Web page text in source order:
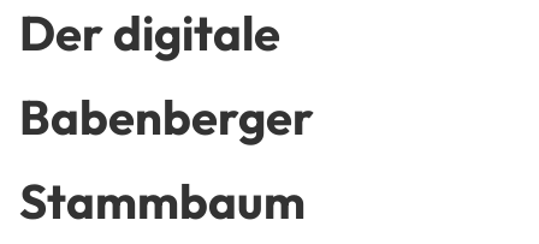
Der digitale
Babenberger
Stammbaum